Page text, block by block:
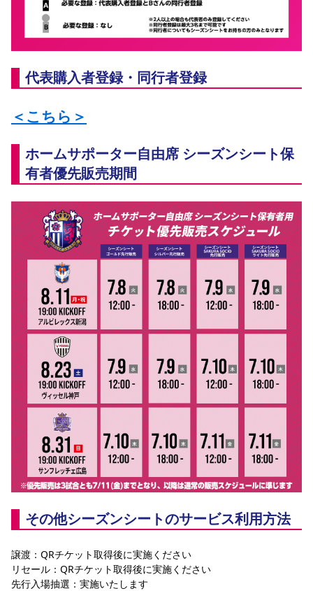
代表購入者登録・同行者登録
＜こちら＞
ホームサポーター自由席 シーズンシート保
有者優先販売期間
その他シーズンシートのサービス利用方法
譲渡：QRチケット取得後に実施ください
リセール：QRチケット取得後に実施ください
先行入場抽選：実施いたします